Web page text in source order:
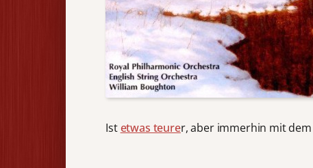
Istetwas teurer, aber immerhin mit